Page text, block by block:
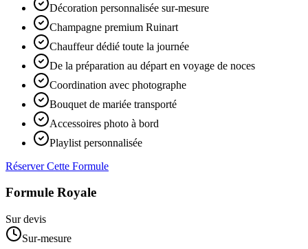
Décoration personnalisée sur-mesure
Champagne premium Ruinart
Chauffeur dédié toute la journée
De la préparation au départ en voyage de noces
Coordination avec photographe
Bouquet de mariée transporté
Accessoires photo à bord
Playlist personnalisée
Réserver Cette Formule
Formule Royale
Sur devis
Sur-mesure